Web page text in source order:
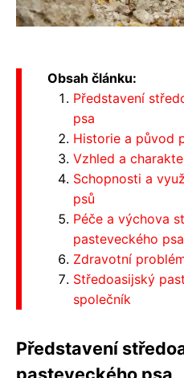
Obsah článku:
Představení
psa
Historie a původ
Vzhled a
Schopnosti a
psů
Péče a výchova
pasteveckého psa
Zdravotní
Středoasijský
společník
Představení
pasteveckého psa